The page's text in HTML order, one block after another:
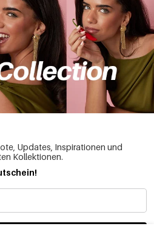
Updates, Inspirationen und
Kollektionen.